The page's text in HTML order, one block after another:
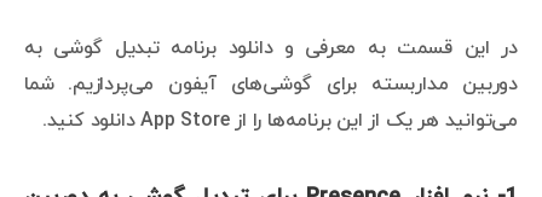
در این قسمت به معرفی و دانلود برنامه تبدیل گوشی به
دوربین مداربسته برای گوشی‌های آیفون می‌پردازیم. شما
می‌توانید هر یک از این برنامه‌ها را از App Store دانلود کنید.